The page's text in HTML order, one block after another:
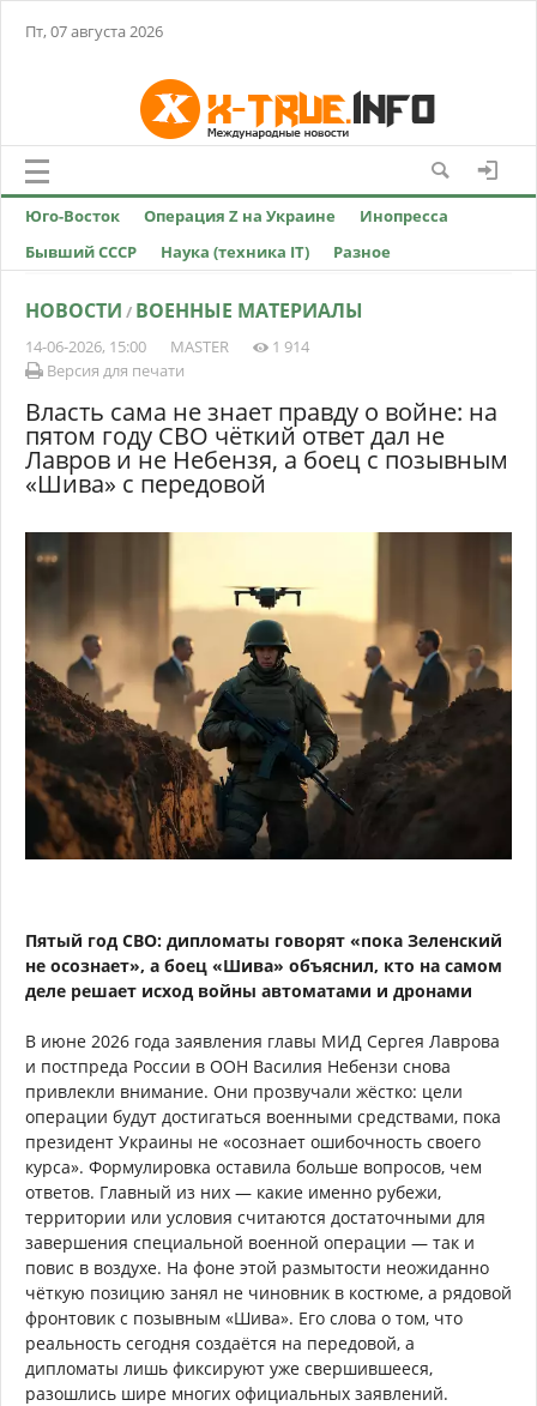
Пт, 07 августа 2026
Юго-Восток Операция Z на Украине
Инопресса
Бывший СССР
Наука (техника IT) Разное
НОВОСТИ / ВОЕННЫЕ МАТЕРИАЛЫ
14-06-2026, 15:00 MASTER
1 914
Версия для печати
Власть сама не знает правду о войне: на
пятом году СВО чёткий ответ дал не
Лавров и не Небензя, а боец с позывным
«Шива» с передовой
Пятый год СВО: дипломаты говорят «пока Зеленский
не осознает», а боец «Шива» объяснил, кто на самом
деле решает исход войны автоматами и дронами
В июне 2026 года заявления главы МИД Сергея Лаврова
и постпреда России в ООН Василия Небензи снова
привлекли внимание. Они прозвучали жёстко: цели
операции будут достигаться военными средствами, пока
президент Украины не «осознает ошибочность своего
курса». Формулировка оставила больше вопросов, чем
ответов. Главный из них — какие именно рубежи,
территории или условия считаются достаточными для
завершения специальной военной операции — так и
повис в воздухе. На фоне этой размытости неожиданно
чёткую позицию занял не чиновник в костюме, а рядовой
фронтовик с позывным «Шива». Его слова о том, что
реальность сегодня создаётся на передовой, а
дипломаты лишь фиксируют уже свершившееся,
разошлись шире многих официальных заявлений.